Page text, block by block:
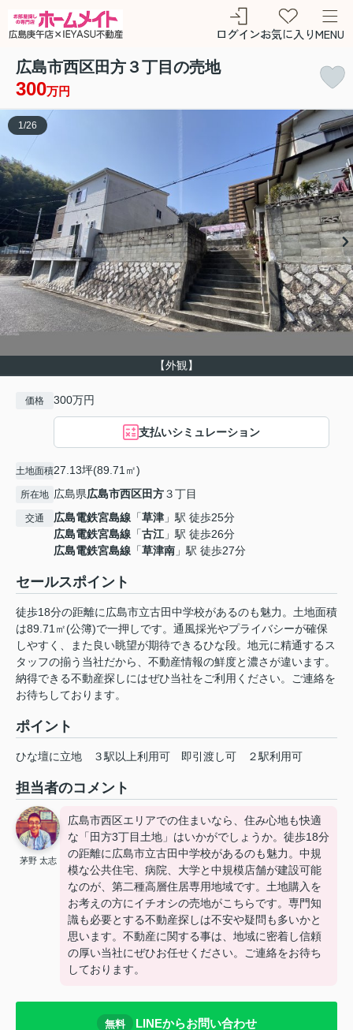
ログインお気に入りMENU
広島市西区田方３丁目の売地
300万円
【外観】
1 /26
価格 300万円
支払いシミュレーション
土地面積27.13坪(89.71㎡)
所在地 広島県広島市西区田方３丁目
交通 広島電鉄宮島線 「草津 」駅 徒歩25分
広島電鉄宮島線 「古江 」駅 徒歩26分
広島電鉄宮島線 「草津南 」駅 徒歩27分
セールスポイント
徒歩18分の距離に広島市立古田中学校があるのも魅力。土地面積
は89.71㎡(公簿)で一押しです。通風採光やプライバシーが確保
しやすく、また良い眺望が期待できるひな段。地元に精通するス
タッフの揃う当社だから、不動産情報の鮮度と濃さが違います。
納得できる不動産探しにはぜひ当社をご利用ください。ご連絡を
お待ちしております。
ポイント
ひな壇に立地 ３駅以上利用可 即引渡し可 ２駅利用可
担当者のコメント
茅野 太志
広島市西区エリアでの住まいなら、住み心地も快適
な「田方3丁目土地」はいかがでしょうか。徒歩18分
の距離に広島市立古田中学校があるのも魅力。中規
模な公共住宅、病院、大学と中規模店舗が建設可能
なのが、第二種高層住居専用地域です。土地購入を
お考えの方にイチオシの売地がこちらです。専門知
識も必要とする不動産探しは不安や疑問も多いかと
思います。不動産に関する事は、地域に密着し信頼
の厚い当社にぜひお任せください。ご連絡をお待ち
しております。
無料 LINEからお問い合わせ